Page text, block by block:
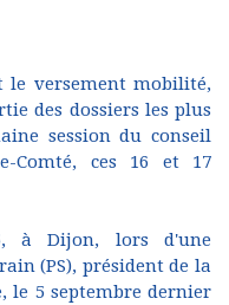
le versement mobilité,
des dossiers les plus
session du conseil
Comté, ces 16 et 17
à Dijon, lors d'une
(PS), président de la
le 5 septembre dernier